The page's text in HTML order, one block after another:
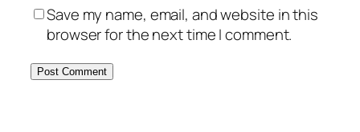
Save my name, email, and website in this
browser for the next time I comment.